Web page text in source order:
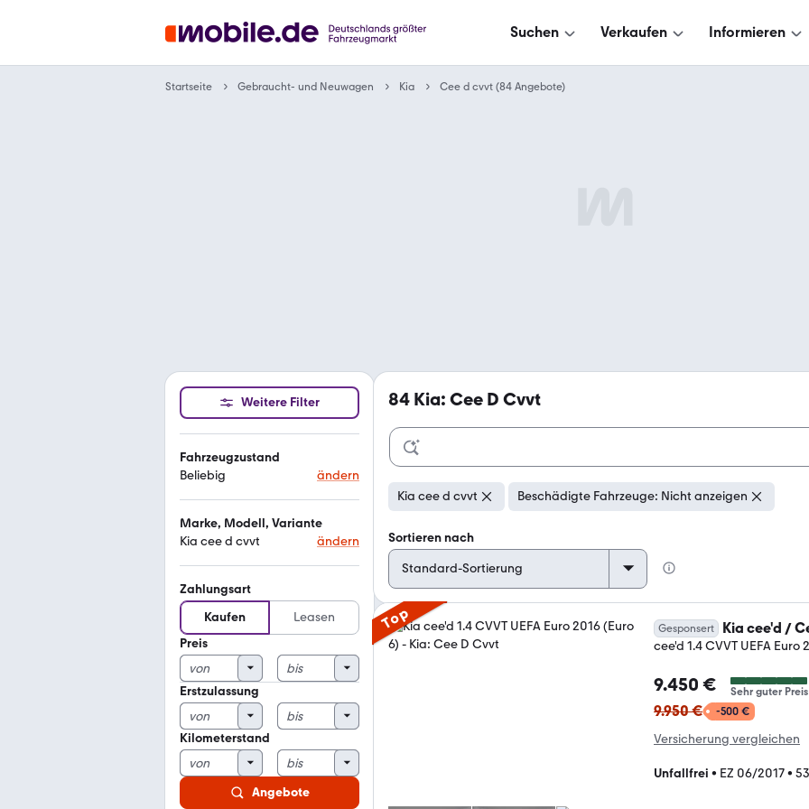
Suchen Verkaufen Informieren
Startseite Gebraucht- und Neuwagen Kia Cee d cvvt (84 Angebote)
Weitere Filter
Fahrzeugzustand
Beliebig
ändern
Marke, Modell, Variante
Kia cee d cvvt
ändern
Zahlungsart
Kaufen
Leasen
Preis
Erstzulassung
Kilometerstand
Angebote
84 Kia: Cee D Cvvt
Kia cee d cvvt Beschädigte Fahrzeuge: Nicht anzeigen
Sortieren nach
Top Gesponsert Kia cee'd /
cee'd 1.4 CVVT UEFA Euro
9.450 € Sehr guter Preis
9.950 € -500 €
Versicherung vergleichen
Unfallfrei • EZ 06/2017•